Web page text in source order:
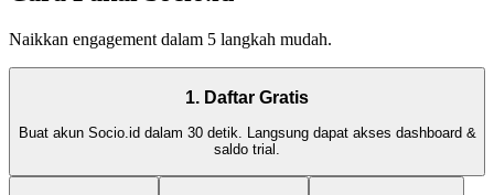
Naikkan engagement dalam 5 langkah mudah.
1. Daftar Gratis
Buat akun Socio.id dalam 30 detik. Langsung dapat akses dashboard &
saldo trial.